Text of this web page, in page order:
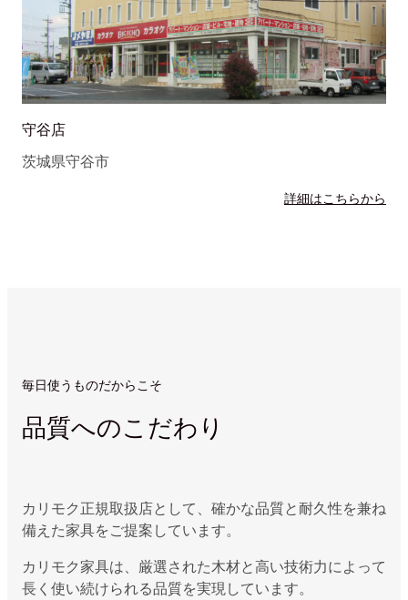
守谷店
茨城県守谷市
詳細はこちらから
毎日使うものだからこそ
品質へのこだわり
カリモク正規取扱店として、確かな品質と耐久性を兼ね
備えた家具をご提案しています。
カリモク家具は、厳選された木材と高い技術力によって
長く使い続けられる品質を実現しています。